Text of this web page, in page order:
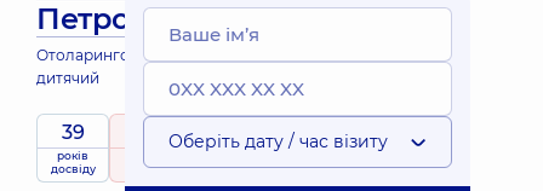
Петрович
Отоларинголог; Отоларинголог
дитячий
39
років
досвіду
5 / 5
на підставі
341 відгук
дітей
Оберіть дату / час візиту